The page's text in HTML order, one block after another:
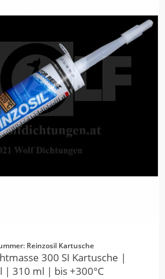
Reinzosil Kartusche
300 SI Kartusche |
| 310 ml | bis +300°C